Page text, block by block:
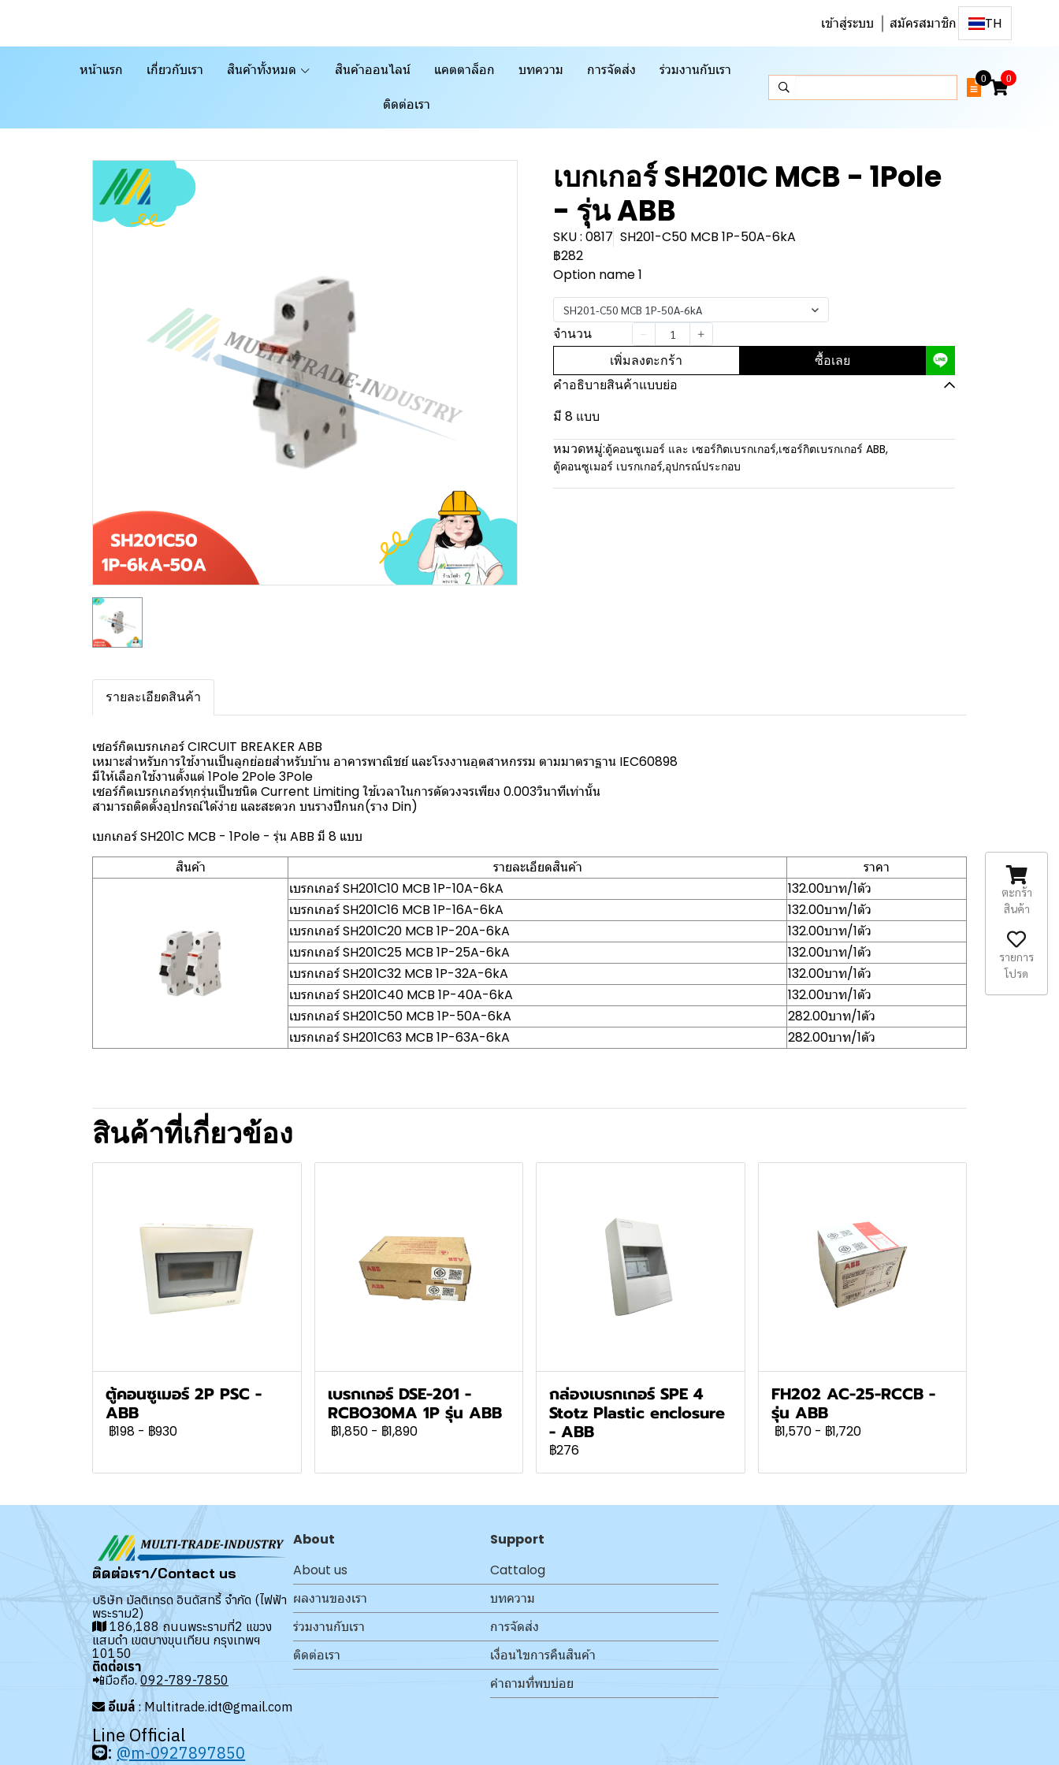
เข้าสู่ระบบ สมัครสมาชิก TH
หน้าแรก เกี่ยวกับเรา สินค้าทั้งหมด สินค้าออนไลน์ แคตตาล็อก บทความ การจัดส่ง ร่วมงานกับเรา
ติดต่อเรา
0 0
เบกเกอร์ SH201C MCB - 1Pole
- รุ่น ABB
SKU : 0817 SH201-C50 MCB 1P-50A-6kA
฿282
Option name 1
SH201-C50 MCB 1P-50A-6kA
จำนวน
เพิ่มลงตะกร้า ซื้อเลย
คำอธิบายสินค้าแบบย่อ
มี 8 แบบ
หมวดหมู่:ตู้คอนซูเมอร์ และ เซอร์กิตเบรกเกอร์,เซอร์กิตเบรกเกอร์ ABB,
ตู้คอนซูเมอร์ เบรกเกอร์,อุปกรณ์ประกอบ
รายละเอียดสินค้า
เซอร์กิตเบรกเกอร์ CIRCUIT BREAKER ABB
เหมาะสำหรับการใช้งานเป็นลูกย่อยสำหรับบ้าน อาคารพาณิชย์ และโรงงานอุตสาหกรรม ตามมาตราฐาน IEC60898
มีให้เลือกใช้งานตั้งแต่ 1Pole 2Pole 3Pole
เซอร์กิตเบรกเกอร์ทุกรุ่นเป็นชนิด Current Limiting ใช้เวลาในการตัดวงจรเพียง 0.003วินาทีเท่านั้น
สามารถติดตั้งอุปกรณ์ได้ง่าย และสะดวก บนรางปีกนก(ราง Din)
เบกเกอร์ SH201C MCB - 1Pole - รุ่น ABB มี 8 แบบ
สินค้า
รายละเอียดสินค้า
ราคา
เบรกเกอร์ SH201C10 MCB 1P-10A-6kA
132.00บาท/1ตัว
เบรกเกอร์ SH201C16 MCB 1P-16A-6kA
132.00บาท/1ตัว
เบรกเกอร์ SH201C20 MCB 1P-20A-6kA
132.00บาท/1ตัว
เบรกเกอร์ SH201C25 MCB 1P-25A-6kA
132.00บาท/1ตัว
เบรกเกอร์ SH201C32 MCB 1P-32A-6kA
132.00บาท/1ตัว
เบรกเกอร์ SH201C40 MCB 1P-40A-6kA
132.00บาท/1ตัว
เบรกเกอร์ SH201C50 MCB 1P-50A-6kA
282.00บาท/1ตัว
เบรกเกอร์ SH201C63 MCB 1P-63A-6kA
282.00บาท/1ตัว
สินค้าที่เกี่ยวข้อง
ตู้คอนซูเมอร์ 2P PSC -
ABB
฿198 - ฿930
เบรกเกอร์ DSE-201 -
RCBO30MA 1P รุ่น ABB
฿1,850 - ฿1,890
กล่องเบรกเกอร์ SPE 4
Stotz Plastic enclosure
- ABB
฿276
FH202 AC-25-RCCB -
รุ่น ABB
฿1,570 - ฿1,720
ติดต่อเรา/Contact us
บริษัท มัลติเทรด อินดัสทรี้ จำกัด (ไฟฟ้า
พระราม2)
186,188 ถนนพระรามที่2 แขวง
แสมดำ เขตบางขุนเทียน กรุงเทพฯ
10150
ติดต่อเรา
📲มือถือ. 092-789-7850
อีเมล์ : Multitrade.idt@gmail.com
Line Official
: @m-0927897850
About
About us
ผลงานของเรา
ร่วมงานกับเรา
ติดต่อเรา
Support
Cattalog
บทความ
การจัดส่ง
เงื่อนไขการคืนสินค้า
คำถามที่พบบ่อย
ตะกร้า
สินค้า
รายการ
โปรด